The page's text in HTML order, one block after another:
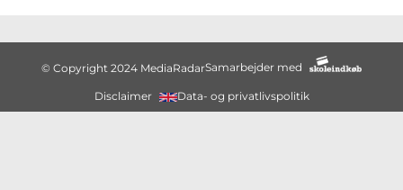
© Copyright 2024 MediaRadarSamarbejder med
Disclaimer Data- og privatlivspolitik